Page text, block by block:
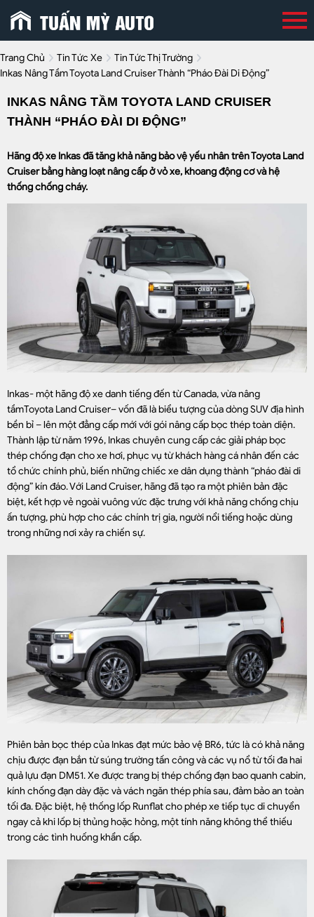
Trang Chủ Tin Tức Xe
Tin Tức Thị Trường
Inkas Nâng Tầm Toyota Land Cruiser Thành “pháo Đài Di Động”
INKAS NÂNG TẦM TOYOTA LAND CRUISER
THÀNH “PHÁO ĐÀI DI ĐỘNG”
Hãng độ xe Inkas đã tăng khả năng bảo vệ yếu nhân trên Toyota Land
Cruiser bằng hàng loạt nâng cấp ở vỏ xe, khoang động cơ và hệ
thống chống cháy.
Inkas- một hãng độ xe danh tiếng đến từ Canada, vừa nâng
tầmToyota Land Cruiser– vốn đã là biểu tượng của dòng SUV địa hình
bền bỉ – lên một đẳng cấp mới với gói nâng cấp bọc thép toàn diện.
Thành lập từ năm 1996, Inkas chuyên cung cấp các giải pháp bọc
thép chống đạn cho xe hơi, phục vụ từ khách hàng cá nhân đến các
tổ chức chính phủ, biến những chiếc xe dân dụng thành “pháo đài di
động” kín đáo. Với Land Cruiser, hãng đã tạo ra một phiên bản đặc
biệt, kết hợp vẻ ngoài vuông vức đặc trưng với khả năng chống chịu
ấn tượng, phù hợp cho các chính trị gia, người nổi tiếng hoặc dùng
trong những nơi xảy ra chiến sự.
Phiên bản bọc thép của Inkas đạt mức bảo vệ BR6, tức là có khả năng
chịu được đạn bắn từ súng trường tấn công và các vụ nổ từ tối đa hai
quả lựu đạn DM51. Xe được trang bị thép chống đạn bao quanh cabin,
kính chống đạn dày đặc và vách ngăn thép phía sau, đảm bảo an toàn
tối đa. Đặc biệt, hệ thống lốp Runflat cho phép xe tiếp tục di chuyển
ngay cả khi lốp bị thủng hoặc hỏng, một tính năng không thể thiếu
trong các tình huống khẩn cấp.